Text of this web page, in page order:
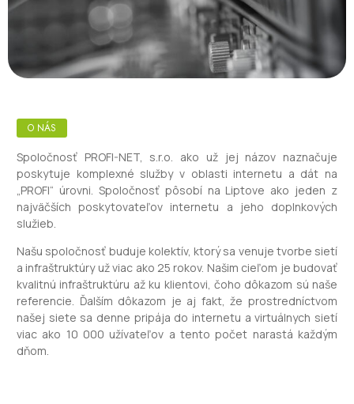
O NÁS
Spoločnosť PROFI-NET, s.r.o. ako už jej názov naznačuje
poskytuje komplexné služby v oblasti internetu a dát na
„PROFI“ úrovni. Spoločnosť pôsobí na Liptove ako jeden z
najväčších poskytovateľov internetu a jeho doplnkových
služieb.
Našu spoločnosť buduje kolektív, ktorý sa venuje tvorbe sietí
a infraštruktúry už viac ako 25 rokov. Našim cieľom je budovať
kvalitnú infraštruktúru až ku klientovi, čoho dôkazom sú naše
referencie. Ďalším dôkazom je aj fakt, že prostredníctvom
našej siete sa denne pripája do internetu a virtuálnych sietí
viac ako 10 000 užívateľov a tento počet narastá každým
dňom.